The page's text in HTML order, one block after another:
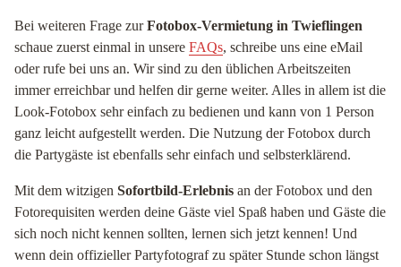
Bei weiteren Frage zurFotobox-Vermietung in Twieflingen
schaue zuerst einmal in unsere FAQs, schreibe uns eine eMail
oder rufe bei uns an. Wir sind zu den üblichen Arbeitszeiten
immer erreichbar und helfen dir gerne weiter. Alles in allem ist die
Look-Fotobox sehr einfach zu bedienen und kann von 1 Person
ganz leicht aufgestellt werden. Die Nutzung der Fotobox durch
die Partygäste ist ebenfalls sehr einfach und selbsterklärend.
Mit dem witzigen Sofortbild-Erlebnis an der Fotobox und den
Fotorequisiten werden deine Gäste viel Spaß haben und Gäste die
sich noch nicht kennen sollten, lernen sich jetzt kennen! Und
wenn dein offizieller Partyfotograf zu später Stunde schon längst